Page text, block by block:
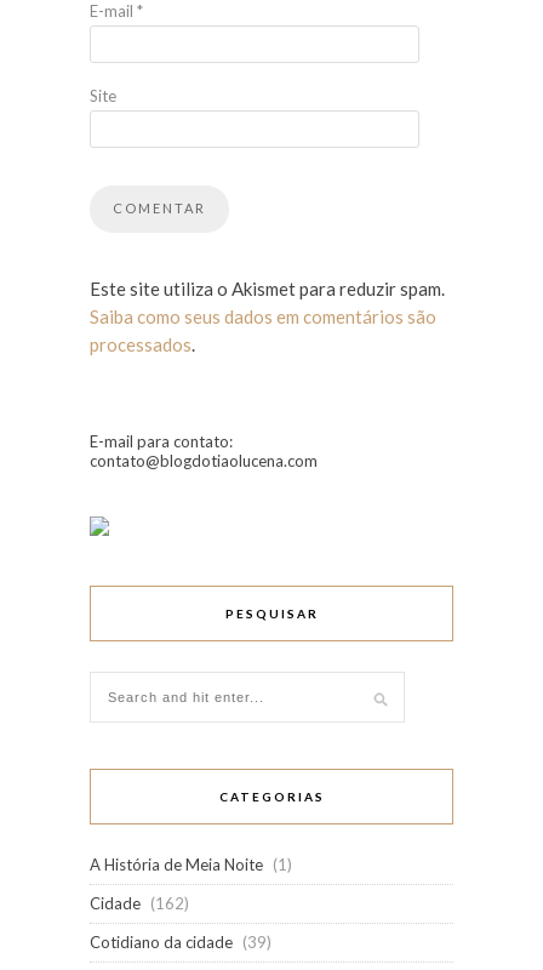
E-mail *
Site
Este site utiliza o Akismet para reduzir spam.
Saiba como seus dados em comentários são
processados.
E-mail para contato:
contato@blogdotiaolucena.com
PESQUISAR
CATEGORIAS
A História de Meia Noite (1)
Cidade (162)
Cotidiano da cidade (39)